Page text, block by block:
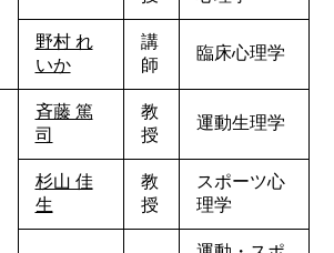
野村 れ
いか
講
師
臨床心理学
斉藤 篤
司
教
授
運動生理学
杉山 佳
生
教
授
スポーツ心
理学